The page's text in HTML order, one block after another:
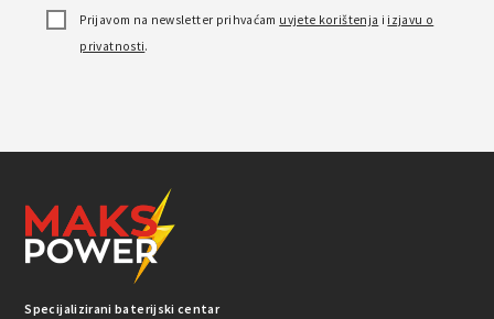
Prijavom na newsletter prihvaćam uvjete korištenja i izjavu o
privatnosti.
Specijalizirani baterijski centar